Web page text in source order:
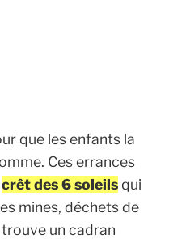
que les enfants la
Ces errances
crêt des 6 soleilsqui
mines, déchets de
trouve un cadran